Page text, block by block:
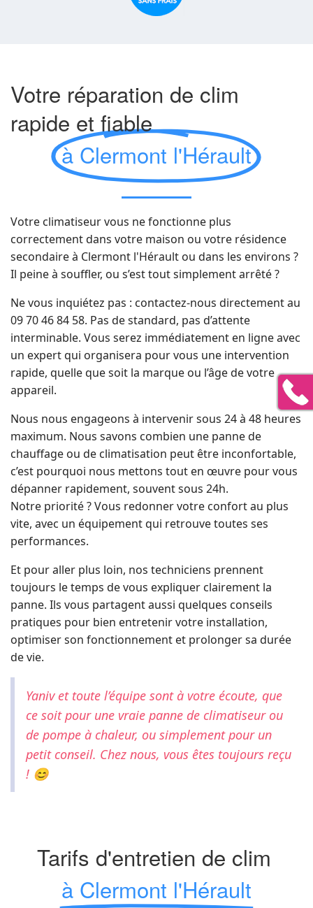
Votre réparation de clim
rapide et fiable
à Clermont l'Hérault
Votre climatiseur vous ne fonctionne plus
correctement dans votre maison ou votre résidence
secondaire à Clermont l'Hérault ou dans les environs ?
Il peine à souffler, ou s’est tout simplement arrêté ?
Ne vous inquiétez pas : contactez-nous directement au
09 70 46 84 58. Pas de standard, pas d’attente
interminable. Vous serez immédiatement en ligne avec
un expert qui organisera pour vous une intervention
rapide, quelle que soit la marque ou l’âge de votre
appareil.
Nous nous engageons à intervenir sous 24 à 48 heures
maximum. Nous savons combien une panne de
chauffage ou de climatisation peut être inconfortable,
c’est pourquoi nous mettons tout en œuvre pour vous
dépanner rapidement, souvent sous 24h.
Notre priorité ? Vous redonner votre confort au plus
vite, avec un équipement qui retrouve toutes ses
performances.
Et pour aller plus loin, nos techniciens prennent
toujours le temps de vous expliquer clairement la
panne. Ils vous partagent aussi quelques conseils
pratiques pour bien entretenir votre installation,
optimiser son fonctionnement et prolonger sa durée
de vie.
Yaniv et toute l’équipe sont à votre écoute, que
ce soit pour une vraie panne de climatiseur ou
de pompe à chaleur, ou simplement pour un
petit conseil. Chez nous, vous êtes toujours reçu
! 😊
Tarifs d'entretien de clim
à Clermont l'Hérault